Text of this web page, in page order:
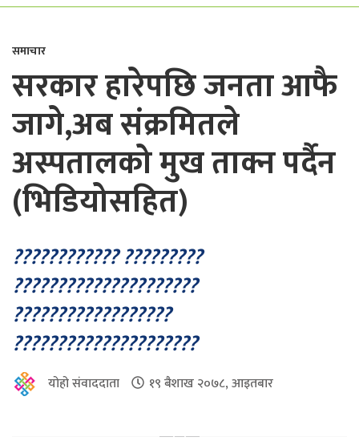
समाचार
सरकार हारेपछि जनता आफै
जागे,अब संक्रमितले
अस्पतालको मुख ताक्न पर्दैन
(भिडियोसहित)
???????????? ?????????
?????????????????????
??????????????????
?????????????????????
योहो संवाददाता १९ बैशाख २०७८, आइतबार